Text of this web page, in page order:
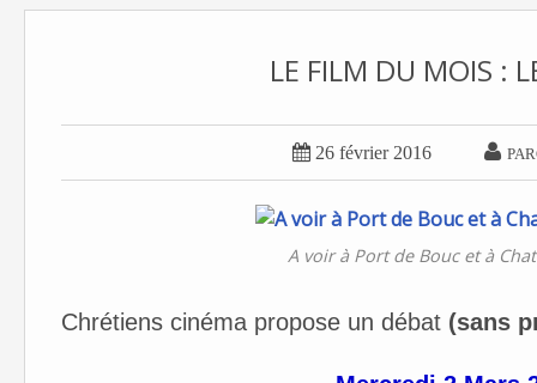
LE FILM DU MOIS :
 26 février 2016 
A voir à Port de Bouc et à
Chrétiens cinéma propose un débat (sans